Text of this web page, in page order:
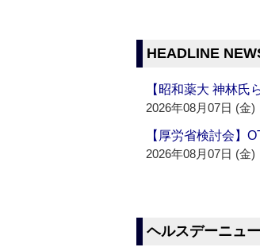
HEADLINE
【昭和薬大 神林氏
2026年08月07日 (金)
【厚労省検討会】
2026年08月07日 (金)
ヘルスデーニュ